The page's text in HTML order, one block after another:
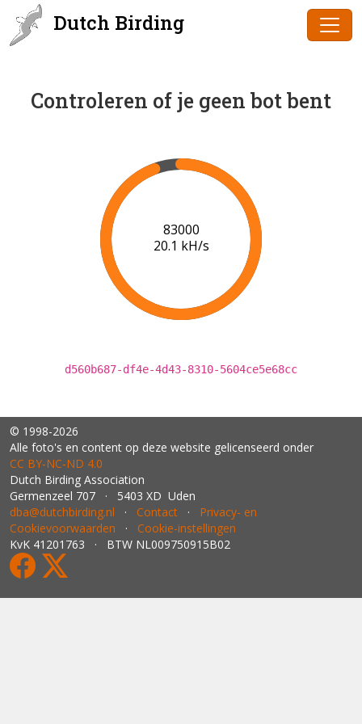
Dutch Birding
Controleren of je geen bot bent
85000
20.2 kH/s
d560b687-df4e-4d43-8310-5604ce5e68cc
© 1998-2026
Alle foto's en content op deze website gelicenseerd onder
CC BY‑NC‑ND 4.0
Dutch Birding Association
Germenzeel 707 · 5403 XD Uden
dba@dutchbirding.nl · Contact · Privacy- en
Cookievoorwaarden · Cookie-instellingen
KvK 41201763 · BTW NL009750915B02